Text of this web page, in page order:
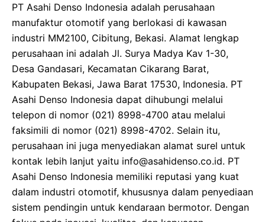
PT Asahi Denso Indonesia adalah perusahaan
manufaktur otomotif yang berlokasi di kawasan
industri MM2100, Cibitung, Bekasi. Alamat lengkap
perusahaan ini adalah Jl. Surya Madya Kav 1-30,
Desa Gandasari, Kecamatan Cikarang Barat,
Kabupaten Bekasi, Jawa Barat 17530, Indonesia. PT
Asahi Denso Indonesia dapat dihubungi melalui
telepon di nomor (021) 8998-4700 atau melalui
faksimili di nomor (021) 8998-4702. Selain itu,
perusahaan ini juga menyediakan alamat surel untuk
kontak lebih lanjut yaitu info@asahidenso.co.id. PT
Asahi Denso Indonesia memiliki reputasi yang kuat
dalam industri otomotif, khususnya dalam penyediaan
sistem pendingin untuk kendaraan bermotor. Dengan